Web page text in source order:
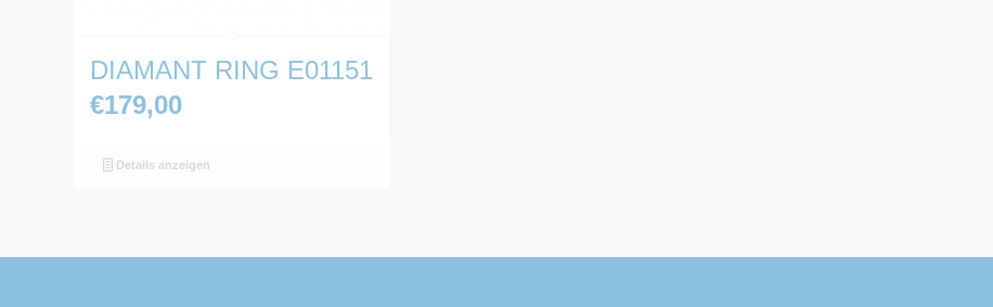
DIAMANT RING E01151
€179,00
Details anzeigen